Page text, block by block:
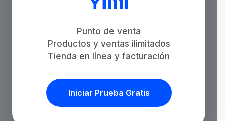
Punto de venta
Productos y ventas ilimitados
Tienda en línea y facturación
Iniciar Prueba Gratis